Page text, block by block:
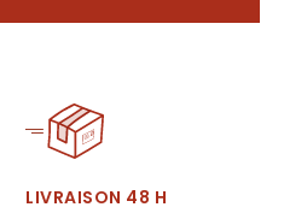
LIVRAISON 48 H